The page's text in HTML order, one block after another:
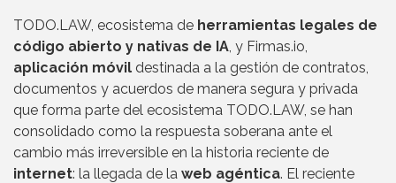
TODO.LAW, ecosistema de herramientas legales de
código abierto y nativas de IA , y Firmas.io,
aplicación móvil destinada a la gestión de contratos,
documentos y acuerdos de manera segura y privada
que forma parte del ecosistema TODO.LAW, se han
consolidado como la respuesta soberana ante el
cambio más irreversible en la historia reciente de
internet: la llegada de la web agéntica. El reciente